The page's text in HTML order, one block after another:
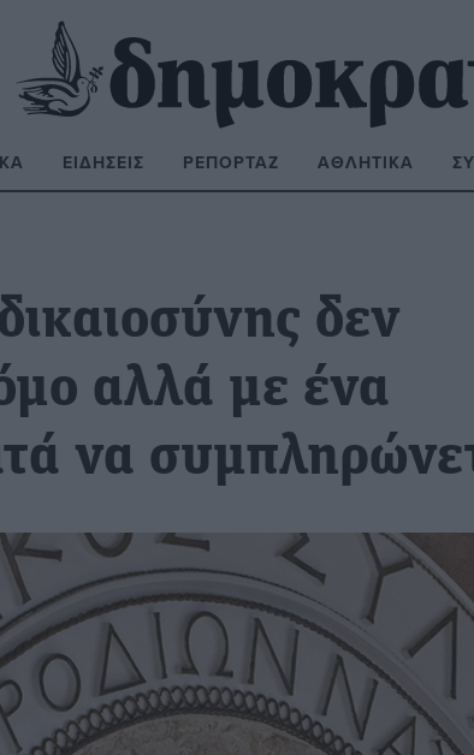
ΕΙΔΉΣΕΙΣ ΡΕΠΟΡΤΆΖ ΑΘΛΗΤΙΚΆ
δεν
αλλά με ένα
να